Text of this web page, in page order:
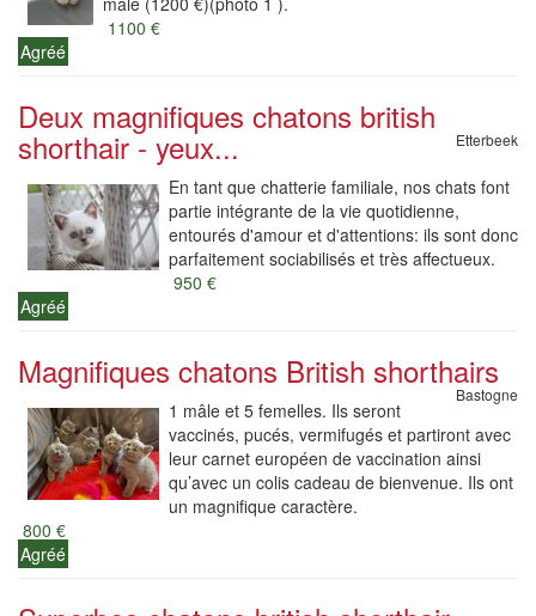
1100 €
Agréé
Deux magnifiques chatons british
shorthair - yeux... Etterbeek
En tant que chatterie familiale, nos chats font
partie intégrante de la vie quotidienne,
entourés d'amour et d'attentions: ils sont donc
parfaitement sociabilisés et très affectueux.
950 €
Agréé
Magnifiques chatons British shorthairs
Bastogne
1 mâle et 5 femelles. Ils seront
vaccinés, pucés, vermifugés et partiront avec
leur carnet européen de vaccination ainsi
qu’avec un colis cadeau de bienvenue. Ils ont
un magnifique caractère.
800 €
Agréé